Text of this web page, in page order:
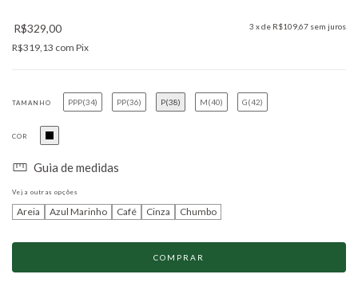
R$329,00 3 x de R$109,67 sem juros
R$319,13 com Pix
TAMANHO PPP(34) PP(36) P(38) M(40) G(42)
COR
Guia de medidas
Veja outras opções
Areia Azul Marinho Café Cinza Chumbo